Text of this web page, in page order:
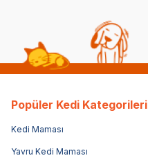
Popüler Kedi Kategorileri
Kedi Maması
Yavru Kedi Maması